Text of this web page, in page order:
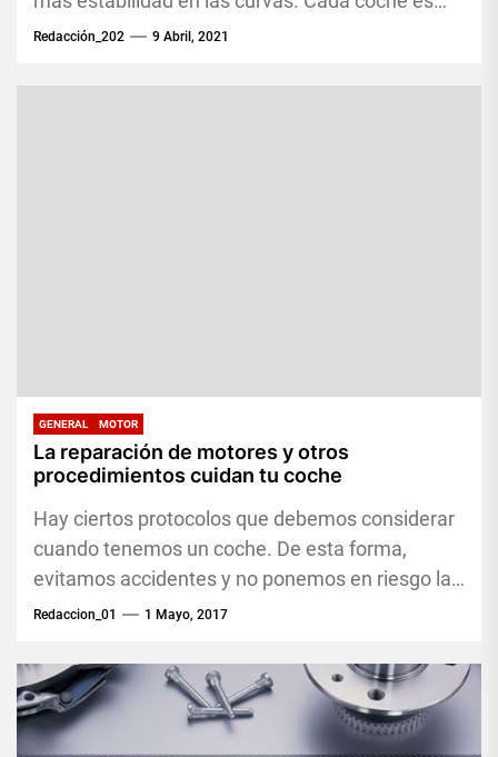
diseñado bajo estándares de ingeniería
Redacción_202 9 Abril, 2021
GENERAL MOTOR
La reparación de motores y otros
procedimientos cuidan tu coche
Hay ciertos protocolos que debemos considerar
cuando tenemos un coche. De esta forma,
evitamos accidentes y no ponemos en riesgo la
vida de quienes se...
Redaccion_01 1 Mayo, 2017